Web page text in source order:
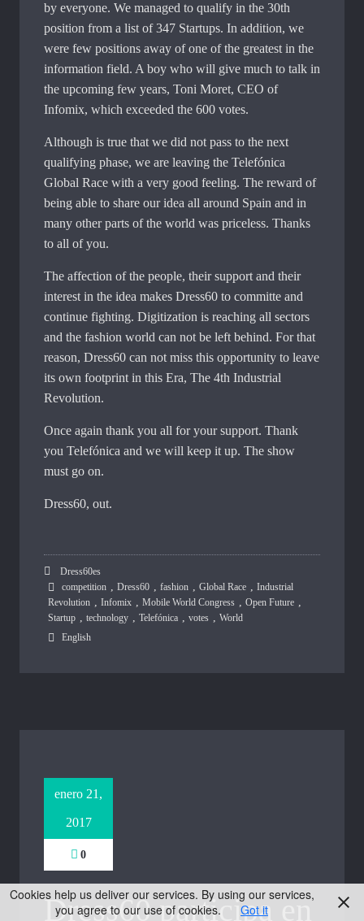
by everyone. We managed to qualify in the 30th
position from a list of 347 Startups. In addition, we
were few positions away of one of the greatest in the
information field. A boy who will give much to talk in
the upcoming few years, Toni Moret, CEO of
Infomix, which exceeded the 600 votes.
Although is true that we did not pass to the next
qualifying phase, we are leaving the Telefónica
Global Race with a very good feeling. The reward of
being able to share our idea all around Spain and in
many other parts of the world was priceless. Thanks
to all of you.
The affection of the people, their support and their
interest in the idea makes Dress60 to committe and
continue fighting. Digitization is reaching all sectors
and the fashion world can not be left behind. For that
reason, Dress60 can not miss this opportunity to leave
its own footprint in this Era, The 4th Industrial
Revolution.
Once again thank you all for your support. Thank
you Telefónica and we will keep it up. The show
must go on.
Dress60, out.
Dress60es
competition , Dress60 , fashion , Global Race , Industrial
Revolution , Infomix , Mobile World Congress , Open Future ,
Startup , technology , Telefónica , votes , World
English
enero 21,
2017
0
Dress60 participa en
Cookies help us deliver our services. By using our services,
you agree to our use of cookies.
Got it